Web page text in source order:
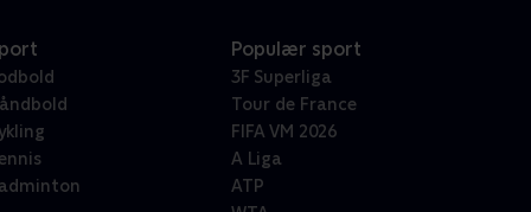
Populær sport
3F Superliga
Tour de France
FIFA VM 2026
A Liga
ATP